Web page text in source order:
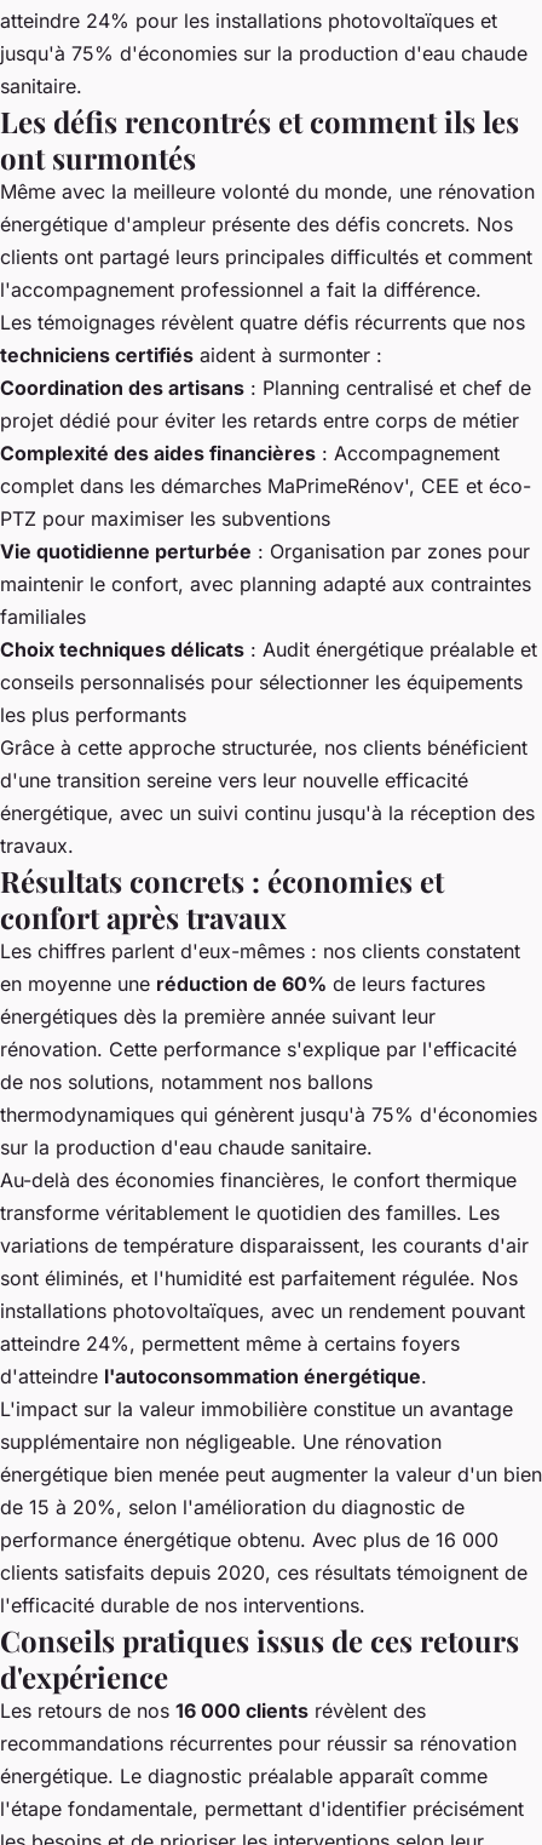
atteindre 24% pour les installations photovoltaïques et
jusqu'à 75% d'économies sur la production d'eau chaude
sanitaire.
Les défis rencontrés et comment ils les
ont surmontés
Même avec la meilleure volonté du monde, une rénovation
énergétique d'ampleur présente des défis concrets. Nos
clients ont partagé leurs principales difficultés et comment
l'accompagnement professionnel a fait la différence.
Les témoignages révèlent quatre défis récurrents que nos
techniciens certifiés aident à surmonter :
Coordination des artisans : Planning centralisé et chef de
projet dédié pour éviter les retards entre corps de métier
Complexité des aides financières : Accompagnement
complet dans les démarches MaPrimeRénov', CEE et éco-
PTZ pour maximiser les subventions
Vie quotidienne perturbée : Organisation par zones pour
maintenir le confort, avec planning adapté aux contraintes
familiales
Choix techniques délicats : Audit énergétique préalable et
conseils personnalisés pour sélectionner les équipements
les plus performants
Grâce à cette approche structurée, nos clients bénéficient
d'une transition sereine vers leur nouvelle efficacité
énergétique, avec un suivi continu jusqu'à la réception des
travaux.
Résultats concrets : économies et
confort après travaux
Les chiffres parlent d'eux-mêmes : nos clients constatent
en moyenne une réduction de 60% de leurs factures
énergétiques dès la première année suivant leur
rénovation. Cette performance s'explique par l'efficacité
de nos solutions, notamment nos ballons
thermodynamiques qui génèrent jusqu'à 75% d'économies
sur la production d'eau chaude sanitaire.
Au-delà des économies financières, le confort thermique
transforme véritablement le quotidien des familles. Les
variations de température disparaissent, les courants d'air
sont éliminés, et l'humidité est parfaitement régulée. Nos
installations photovoltaïques, avec un rendement pouvant
atteindre 24%, permettent même à certains foyers
d'atteindre l'autoconsommation énergétique.
L'impact sur la valeur immobilière constitue un avantage
supplémentaire non négligeable. Une rénovation
énergétique bien menée peut augmenter la valeur d'un bien
de 15 à 20%, selon l'amélioration du diagnostic de
performance énergétique obtenu. Avec plus de 16 000
clients satisfaits depuis 2020, ces résultats témoignent de
l'efficacité durable de nos interventions.
Conseils pratiques issus de ces retours
d'expérience
Les retours de nos 16 000 clients révèlent des
recommandations récurrentes pour réussir sa rénovation
énergétique. Le diagnostic préalable apparaît comme
l'étape fondamentale, permettant d'identifier précisément